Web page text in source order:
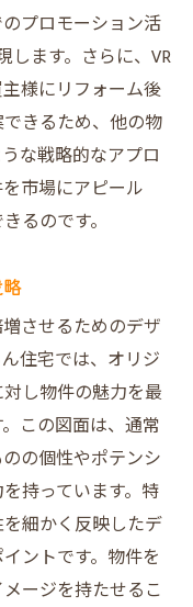
プロモーション活
します。さらに、VR
様にリフォーム後
きるため、他の物
な戦略的なアプロ
市場にアピール
るのです。
させるためのデザ
住宅では、オリジ
し物件の魅力を最
この図面は、通常
の個性やポテンシ
持っています。特
細かく反映したデ
ントです。物件を
ージを持たせるこ